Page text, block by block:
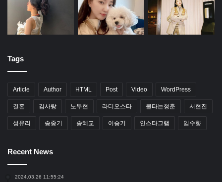
Tags
Article Author HTML Post Video WordPress
결혼 김사랑 노무현 라디오스타 불타는청춘 서현진
성유리 송중기 송혜교 이승기 인스타그램 임수향
Recent News
2024.03.26 11:55:24